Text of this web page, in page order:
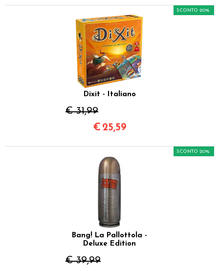
Dixit - Italiano
€ 31,99
SCONTO 20%
€ 25,59
Bang! La Pallottola -
Deluxe Edition
€ 39,99
SCONTO 20%